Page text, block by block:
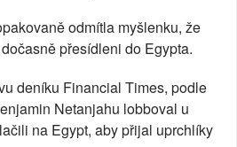
odmítla myšlenku, že
přesídleni do Egypta.
deníku Financial Times, podle
Netanjahu lobboval u
na Egypt, aby přijal uprchlíky